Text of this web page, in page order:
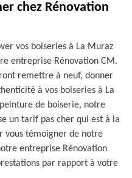
chez Rénovation
vos boiseries à La Muraz
entreprise Rénovation CM.
remettre à neuf, donner
à vos boiseries à La
de boiserie, notre
un tarif pas cher qui est à la
vous témoigner de notre
entreprise Rénovation
par rapport à votre